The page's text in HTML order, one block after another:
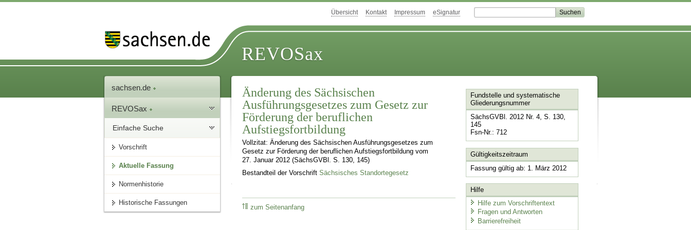
Übersicht Kontakt Impressum eSignatur
REVOSax
sachsen.de
REVOSax
Einfache Suche
Vorschrift
Aktuelle Fassung
Normenhistorie
Historische Fassungen
Änderung des Sächsischen
Ausführungsgesetzes zum Gesetz zur
Förderung der beruflichen
Aufstiegsfortbildung
Vollzitat: Änderung des Sächsischen Ausführungsgesetzes zum
Gesetz zur Förderung der beruflichen Aufstiegsfortbildung vom
27. Januar 2012 (SächsGVBl. S. 130, 145)
Bestandteil der VorschriftSächsisches Standortegesetz
zum Seitenanfang
Fundstelle und systematische
Gliederungsnummer
SächsGVBl. 2012 Nr. 4, S. 130,
145
Fsn-Nr.: 712
Gültigkeitszeitraum
Fassung gültig ab: 1. März 2012
Hilfe
Hilfe zum Vorschriftentext
Fragen und Antworten
Barrierefreiheit